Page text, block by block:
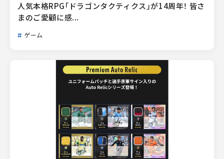
人気本格RPG「ドラゴンタクティクス」が14周年！ 皆さ
まのご愛顧に感...
ゲーム